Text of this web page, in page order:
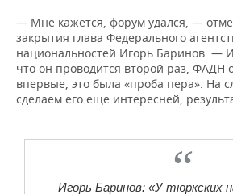
— Мне кажется, форум удался, —
закрытия глава Федерального
национальностей Игорь Баринов. —
что он проводится второй раз, ФАДН
впервые, это была «проба пера». На
сделаем его еще интересней,
Игорь Баринов: «У тюркских